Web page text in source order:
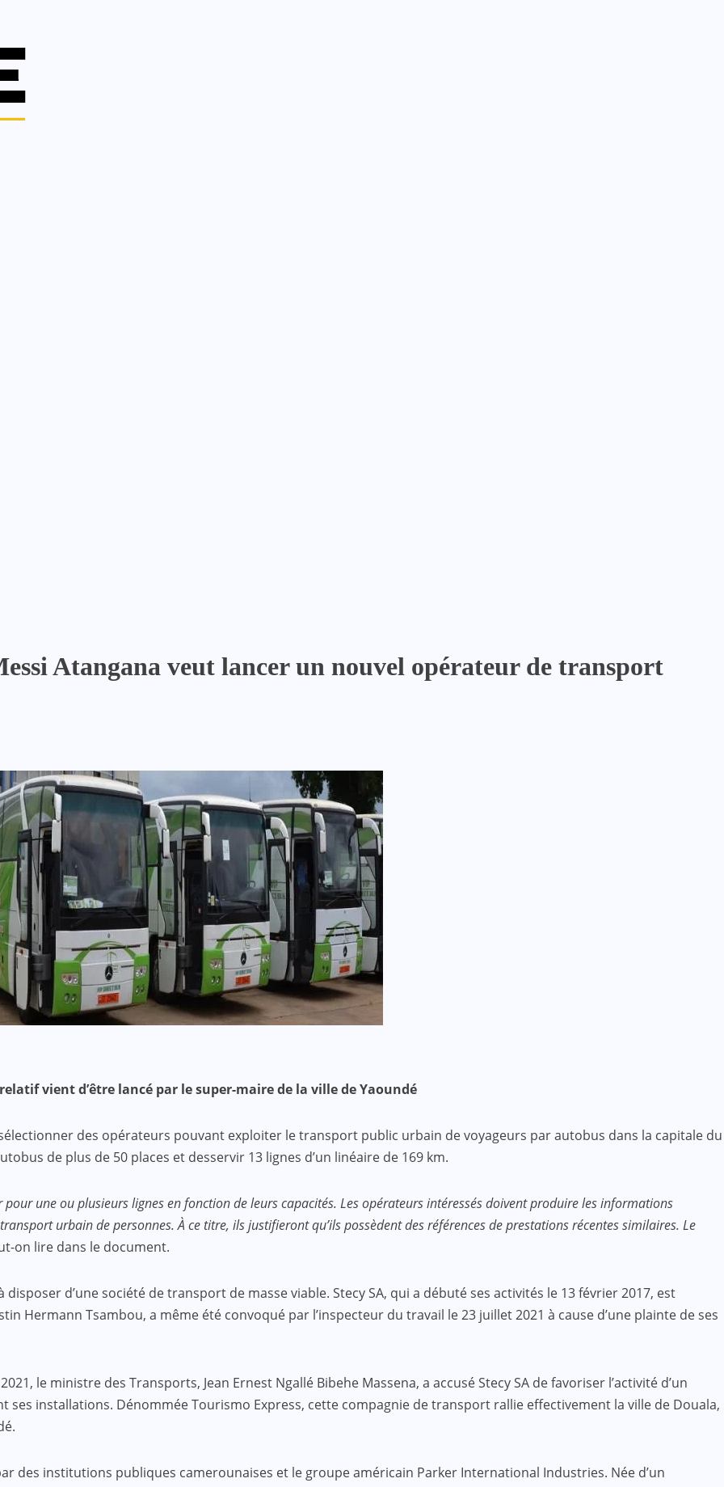
Atangana veut lancer un nouvel opérateur de transport
vient d’être lancé par le super-maire de la ville de Yaoundé
des opérateurs pouvant exploiter le transport public urbain de voyageurs par autobus dans la capitale du
de plus de 50 places et desservir 13 lignes d’un linéaire de 169 km.
une ou plusieurs lignes en fonction de leurs capacités. Les opérateurs intéressés doivent produire les informations
urbain de personnes. À ce titre, ils justifieront qu’ils possèdent des références de prestations récentes similaires. Le
on lire dans le document.
d’une société de transport de masse viable. Stecy SA, qui a débuté ses activités le 13 février 2017, est
Hermann Tsambou, a même été convoqué par l’inspecteur du travail le 23 juillet 2021 à cause d’une plainte de ses
le ministre des Transports, Jean Ernest Ngallé Bibehe Massena, a accusé Stecy SA de favoriser l’activité d’un
installations. Dénommée Tourismo Express, cette compagnie de transport rallie effectivement la ville de Douala,
des institutions publiques camerounaises et le groupe américain Parker International Industries. Née d’un